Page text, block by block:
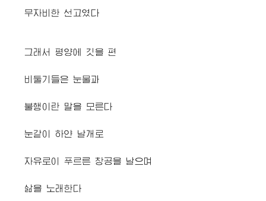
무자비한 선고였다
그래서 평양에 깃을 편
비둘기들은 눈물과
불행이란 말을 모른다
눈같이 하얀 날개로
자유로이 푸르른 창공을 날으며
삶을 노래한다